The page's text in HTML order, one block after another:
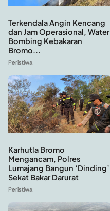
Terkendala Angin Kencang
dan Jam Operasional, Water
Bombing Kebakaran
Bromo...
Peristiwa
Karhutla Bromo
Mengancam, Polres
Lumajang Bangun ‘Dinding’
Sekat Bakar Darurat
Peristiwa